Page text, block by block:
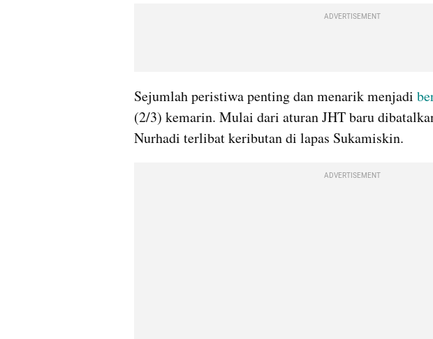
ADVERTISEMENT
Sejumlah peristiwa penting dan menarik menjadi
(2/3) kemarin. Mulai dari aturan JHT baru
Nurhadi terlibat keributan di lapas Sukamiskin.
ADVERTISEMENT